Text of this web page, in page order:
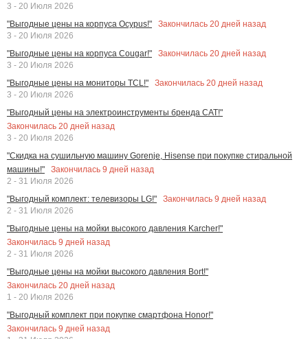
3 - 20 Июля 2026
"Выгодные цены на корпуса Ocypus!"
Закончилась 20 дней назад
3 - 20 Июля 2026
"Выгодные цены на корпуса Cougar!"
Закончилась 20 дней назад
3 - 20 Июля 2026
"Выгодные цены на мониторы TCL!"
Закончилась 20 дней назад
3 - 20 Июля 2026
"Выгодный цены на электроинструменты бренда CAT!"
Закончилась 20 дней назад
3 - 20 Июля 2026
"Скидка на сушильную машину Gorenje, Hisense при покупке стиральной
машины!"
Закончилась 9 дней назад
2 - 31 Июля 2026
"Выгодный комплект: телевизоры LG!"
Закончилась 9 дней назад
2 - 31 Июля 2026
"Выгодные цены на мойки высокого давления Karcher!"
Закончилась 9 дней назад
2 - 31 Июля 2026
"Выгодные цены на мойки высокого давления Bort!"
Закончилась 20 дней назад
1 - 20 Июля 2026
"Выгодный комплект при покупке смартфона Honor!"
Закончилась 9 дней назад